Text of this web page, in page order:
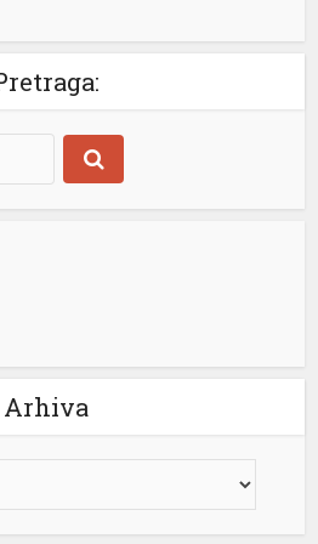
migrantske krize u španskoj
Ni pod kojim uslovima
Arhiva